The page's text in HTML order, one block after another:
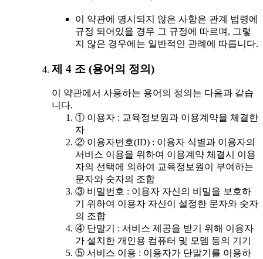
이 약관에 명시되지 않은 사항은 관계 법령에
규정 되어있을 경우 그 규정에 따르며, 그렇
지 않은 경우에는 일반적인 관례에 따릅니다.
제 4 조 (용어의 정의)
이 약관에서 사용하는 용어의 정의는 다음과 같습
니다.
① 이용자 : 교육정보원과 이용계약을 체결한
자
② 이용자번호(ID) : 이용자 식별과 이용자의
서비스 이용을 위하여 이용계약 체결시 이용
자의 선택에 의하여 교육정보원이 부여하는
문자와 숫자의 조합
③ 비밀번호 : 이용자 자신의 비밀을 보호하
기 위하여 이용자 자신이 설정한 문자와 숫자
의 조합
④ 단말기 : 서비스 제공을 받기 위해 이용자
가 설치한 개인용 컴퓨터 및 모뎀 등의 기기
⑤ 서비스 이용 : 이용자가 단말기를 이용하